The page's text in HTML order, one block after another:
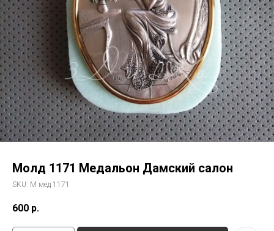
Молд 1171 Медальон Дамский салон
SKU: М мед 1171
600 р.